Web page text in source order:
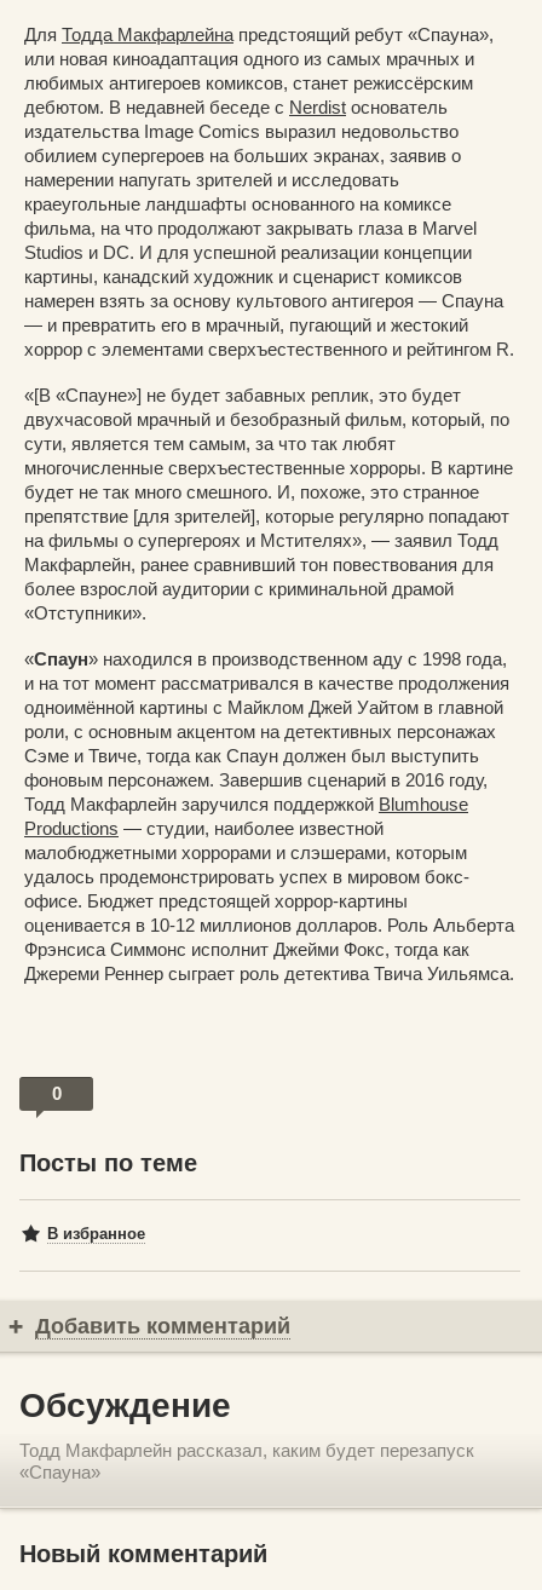
Для Тодда Макфарлейна предстоящий ребут «Спауна»,
или новая киноадаптация одного из самых мрачных и
любимых антигероев комиксов, станет режиссёрским
дебютом. В недавней беседе с Nerdist основатель
издательства Image Comics выразил недовольство
обилием супергероев на больших экранах, заявив о
намерении напугать зрителей и исследовать
краеугольные ландшафты основанного на комиксе
фильма, на что продолжают закрывать глаза в Marvel
Studios и DC. И для успешной реализации концепции
картины, канадский художник и сценарист комиксов
намерен взять за основу культового антигероя — Спауна
— и превратить его в мрачный, пугающий и жестокий
хоррор с элементами сверхъестественного и рейтингом R.
«[В «Спауне»] не будет забавных реплик, это будет
двухчасовой мрачный и безобразный фильм, который, по
сути, является тем самым, за что так любят
многочисленные сверхъестественные хорроры. В картине
будет не так много смешного. И, похоже, это странное
препятствие [для зрителей], которые регулярно попадают
на фильмы о супергероях и Мстителях», — заявил Тодд
Макфарлейн, ранее сравнивший тон повествования для
более взрослой аудитории с криминальной драмой
«Отступники».
«Спаун» находился в производственном аду с 1998 года,
и на тот момент рассматривался в качестве продолжения
одноимённой картины с Майклом Джей Уайтом в главной
роли, с основным акцентом на детективных персонажах
Сэме и Твиче, тогда как Спаун должен был выступить
фоновым персонажем. Завершив сценарий в 2016 году,
Тодд Макфарлейн заручился поддержкой Blumhouse
Productions — студии, наиболее известной
малобюджетными хоррорами и слэшерами, которым
удалось продемонстрировать успех в мировом бокс-
офисе. Бюджет предстоящей хоррор-картины
оценивается в 10-12 миллионов долларов. Роль Альберта
Фрэнсиса Симмонс исполнит Джейми Фокс, тогда как
Джереми Реннер сыграет роль детектива Твича Уильямса.
0
Посты по теме
В избранное
Добавить комментарий
Обсуждение
Тодд Макфарлейн рассказал, каким будет перезапуск
«Спауна»
Новый комментарий